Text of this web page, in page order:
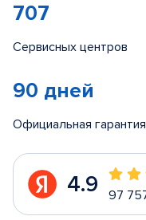
707
Сервисных центров
90 дней
Официальная гарантия
4.9 97